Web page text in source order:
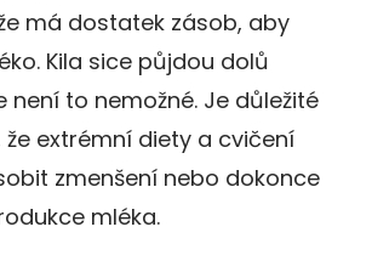
má dostatek zásob, aby
Kila sice půjdou dolů
není to nemožné. Je důležité
že extrémní diety a cvičení
zmenšení nebo dokonce
mléka.